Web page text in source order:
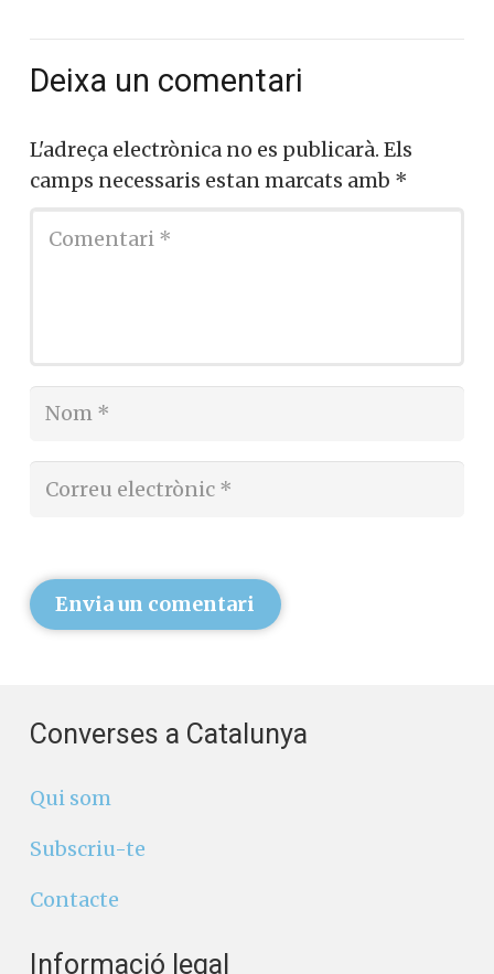
Deixa un comentari
L'adreça electrònica no es publicarà. Els
camps necessaris estan marcats amb *
Envia un comentari
Converses a Catalunya
Qui som
Subscriu-te
Contacte
Informació legal